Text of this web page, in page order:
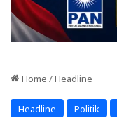
Home / Headline
Headline Politik